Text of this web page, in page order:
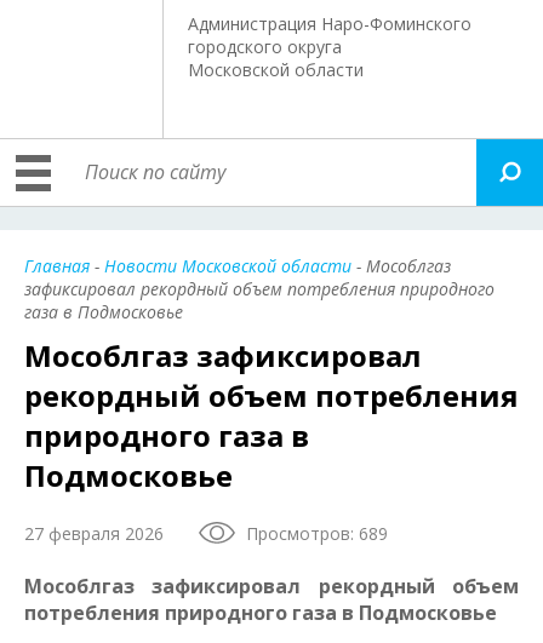
Администрация Наро-Фоминского
городского округа
Московской области
Главная - Новости Московской области - Мособлгаз
зафиксировал рекордный объем потребления природного
газа в Подмосковье
Мособлгаз зафиксировал
рекордный объем потребления
природного газа в
Подмосковье
27 февраля 2026 Просмотров: 689
Мособлгаз зафиксировал рекордный объем
потребления природного газа в Подмосковье